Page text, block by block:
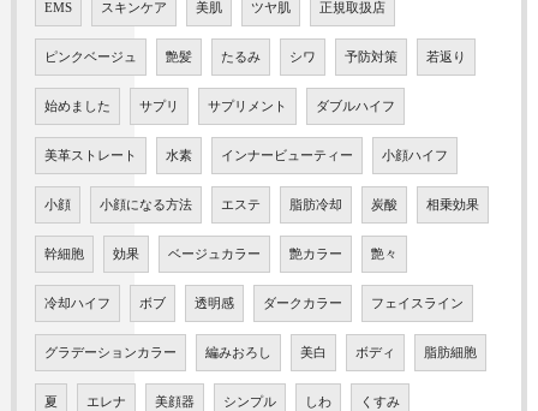
EMS スキンケア 美肌 ツヤ肌 正規取扱店
ピンクベージュ 艶髪 たるみ シワ 予防対策 若返り
始めました サプリ サプリメント ダブルハイフ
美革ストレート 水素 インナービューティー 小顔ハイフ
小顔 小顔になる方法 エステ 脂肪冷却 炭酸 相乗効果
幹細胞 効果 ベージュカラー 艶カラー 艶々
冷却ハイフ ボブ 透明感 ダークカラー フェイスライン
グラデーションカラー 編みおろし 美白 ボディ 脂肪細胞
夏 エレナ 美顔器 シンプル しわ くすみ